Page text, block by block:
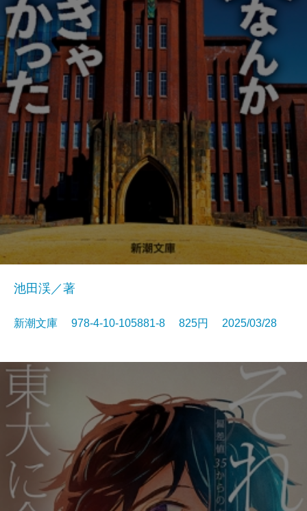
池田渓／著
新潮文庫 978-4-10-105881-8 825円 2025/03/28